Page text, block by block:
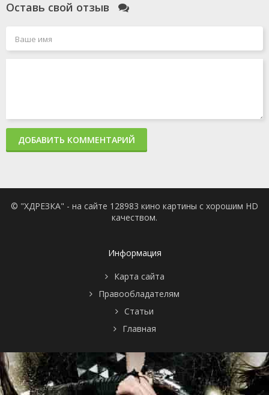
Оставь свой отзыв
ДОБАВИТЬ КОММЕНТАРИЙ
© "ХДРЕЗКА" - на сайте 128983 кино картины с хорошим HD
качеством.
Информация
Карта сайта
Правообладателям
Статьи
Главная